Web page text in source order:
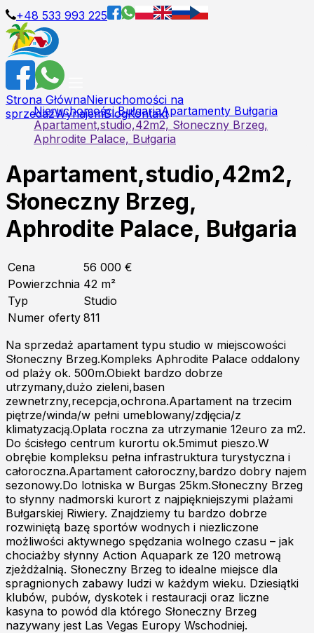
+48 533 993 225
Strona GłównaNieruchomości na
sprzedażWynajemBlogKontakt
Nieruchomości BułgariaApartamenty Bułgaria
Apartament,studio,42m2, Słoneczny Brzeg,
Aphrodite Palace, Bułgaria
Apartament,studio,42m2,
Słoneczny Brzeg,
Aphrodite Palace, Bułgaria
Cena
56 000 €
Powierzchnia 42 m²
Typ
Studio
Numer oferty 811
Na sprzedaż apartament typu studio w miejscowości
Słoneczny Brzeg.Kompleks Aphrodite Palace oddalony
od plaży ok. 500m.Obiekt bardzo dobrze
utrzymany,dużo zieleni,basen
zewnetrzny,recepcja,ochrona.Apartament na trzecim
piętrze/winda/w pełni umeblowany/zdjęcia/z
klimatyzacją.Oplata roczna za utrzymanie 12euro za m2.
Do ścisłego centrum kurortu ok.5mimut pieszo.W
obrębie kompleksu pełna infrastruktura turystyczna i
całoroczna.Apartament całoroczny,bardzo dobry najem
sezonowy.Do lotniska w Burgas 25km.Słoneczny Brzeg
to słynny nadmorski kurort z najpiękniejszymi plażami
Bułgarskiej Riwiery. Znajdziemy tu bardzo dobrze
rozwiniętą bazę sportów wodnych i niezliczone
możliwości aktywnego spędzania wolnego czasu – jak
chociażby słynny Action Aquapark ze 120 metrową
zjeżdżalnią. Słoneczny Brzeg to idealne miejsce dla
spragnionych zabawy ludzi w każdym wieku. Dziesiątki
klubów, pubów, dyskotek i restauracji oraz liczne
kasyna to powód dla którego Słoneczny Brzeg
nazywany jest Las Vegas Europy Wschodniej.